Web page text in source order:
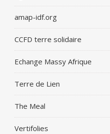
amap-idf.org
CCFD terre solidaire
Echange Massy Afrique
Terre de Lien
The Meal
Vertifolies